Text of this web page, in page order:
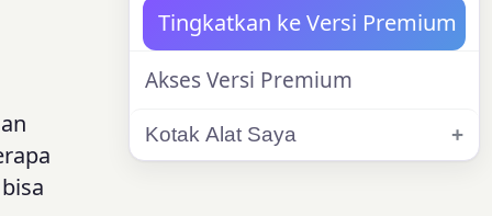
Tingkatkan ke Versi Premium
Akses Versi Premium
Kotak Alat Saya